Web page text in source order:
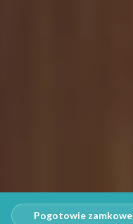
Pogotowie zamkowe